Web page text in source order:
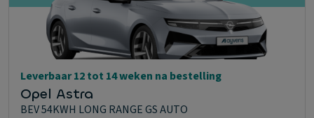
Leverbaar 12 tot 14 weken na bestelling
Opel Astra
BEV 54KWH LONG RANGE GS AUTO